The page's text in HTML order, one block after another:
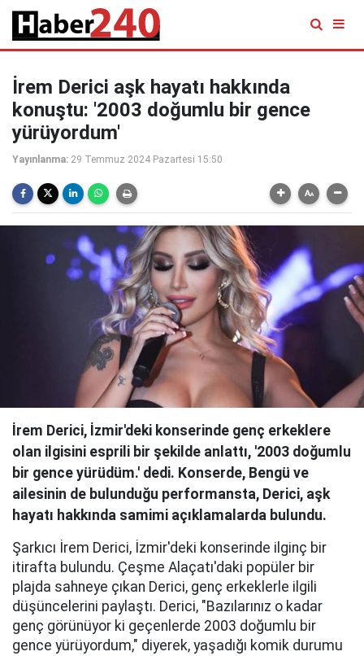
İrem Derici aşk hayatı hakkında
konuştu: '2003 doğumlu bir gence
yürüyordum'
Yayınlanma: 29 Temmuz 2024 Pazartesi 15:50
İrem Derici, İzmir'deki konserinde genç erkeklere
olan ilgisini esprili bir şekilde anlattı, '2003 doğumlu
bir gence yürüdüm.' dedi. Konserde, Bengü ve
ailesinin de bulunduğu performansta, Derici, aşk
hayatı hakkında samimi açıklamalarda bulundu.
Şarkıcı İrem Derici, İzmir'deki konserinde ilginç bir
itirafta bulundu. Çeşme Alaçatı'daki popüler bir
plajda sahneye çıkan Derici, genç erkeklerle ilgili
düşüncelerini paylaştı. Derici, "Bazılarınız o kadar
genç görünüyor ki geçenlerde 2003 doğumlu bir
gence yürüyordum," diyerek, yaşadığı komik durumu